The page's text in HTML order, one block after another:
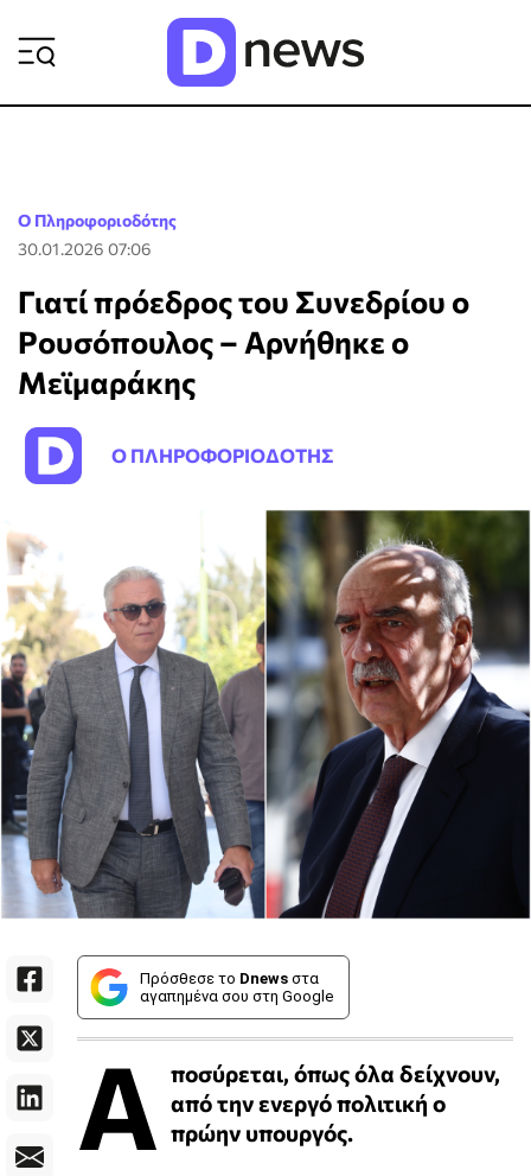
Ο Πληροφοριοδότης
30.01.2026 07:06
Γιατί πρόεδρος του Συνεδρίου ο
Ρουσόπουλος – Αρνήθηκε ο
Μεϊμαράκης
Ο ΠΛΗΡΟΦΟΡΙΟΔΟΤΗΣ
Πρόσθεσε το Dnews στα
αγαπημένα σου στη Google
Α ποσύρεται, όπως όλα δείχνουν,
από την ενεργό πολιτική ο
πρώην υπουργός.